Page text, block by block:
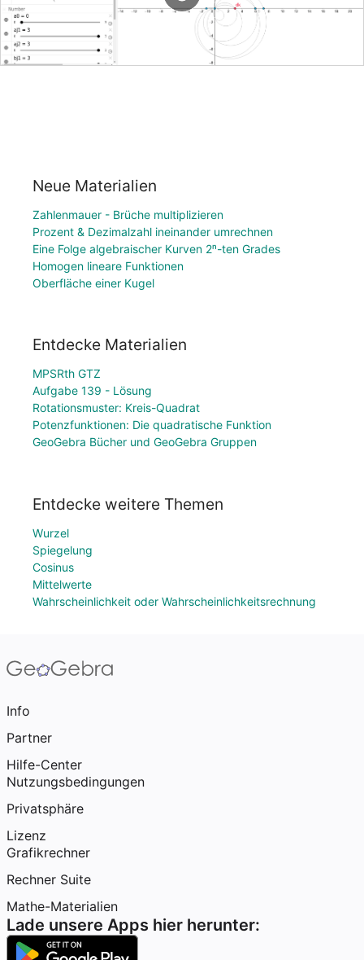
Neue Materialien
Zahlenmauer - Brüche multiplizieren
Prozent & Dezimalzahl ineinander umrechnen
Eine Folge algebraischer Kurven 2ⁿ-ten Grades
Homogen lineare Funktionen
Oberfläche einer Kugel
Entdecke Materialien
MPSRth GTZ
Aufgabe 139 - Lösung
Rotationsmuster: Kreis-Quadrat
Potenzfunktionen: Die quadratische Funktion
GeoGebra Bücher und GeoGebra Gruppen
Entdecke weitere Themen
Wurzel
Spiegelung
Cosinus
Mittelwerte
Wahrscheinlichkeit oder Wahrscheinlichkeitsrechnung
Info
Partner
Hilfe-Center
Nutzungsbedingungen
Privatsphäre
Lizenz
Grafikrechner
Rechner Suite
Mathe-Materialien
Lade unsere Apps hier herunter: